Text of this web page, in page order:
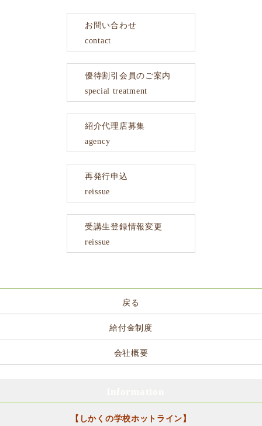
お問い合わせ
contact
優待割引会員のご案内
special treatment
紹介代理店募集
agency
再発行申込
reissue
受講生登録情報変更
reissue
戻る
給付金制度
会社概要
【しかくの学校ホットライン】